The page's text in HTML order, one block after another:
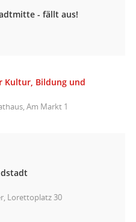
- fällt aus!
Kultur, Bildung und
Am Markt 1
Lorettoplatz 30